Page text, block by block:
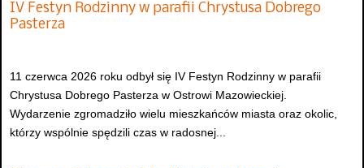
IV Festyn Rodzinny w parafii Chrystusa Dobrego
Pasterza
11 czerwca 2026 roku odbył się IV Festyn Rodzinny w parafii
Chrystusa Dobrego Pasterza w Ostrowi Mazowieckiej.
Wydarzenie zgromadziło wielu mieszkańców miasta oraz okolic,
którzy wspólnie spędzili czas w radosnej...